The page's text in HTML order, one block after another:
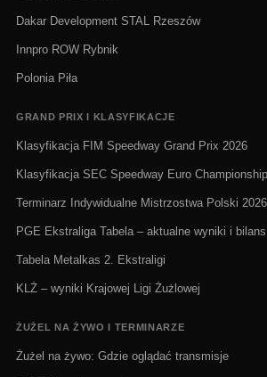
Dakar Development STAL Rzeszów
Innpro ROW Rybnik
Polonia Piła
GRAND PRIX I KLASYFIKACJE
Klasyfikacja FIM Speedway Grand Prix 2026
Klasyfikacja SEC Speedway Euro Championship
Terminarz Indywidualne Mistrzostwa Polski 2026
PGE Ekstraliga Tabela – aktualne wyniki i
Tabela Metalkas 2. Ekstraligi
KLŻ – wyniki Krajowej Ligi Żużlowej
ŻUŻEL NA ŻYWO I TERMINARZE
Żużel na żywo: Gdzie oglądać transmisje